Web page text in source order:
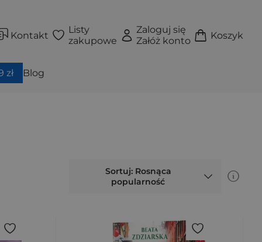
Kontakt
Listy
zakupowe
Zaloguj się
Załóż konto
Koszyk
zł Blog
Sortuj: Rosnąca
popularność